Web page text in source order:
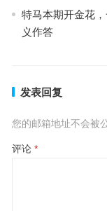
特马本期开金花
义作答
发表回复
您的邮箱地址不会被公
评论 *